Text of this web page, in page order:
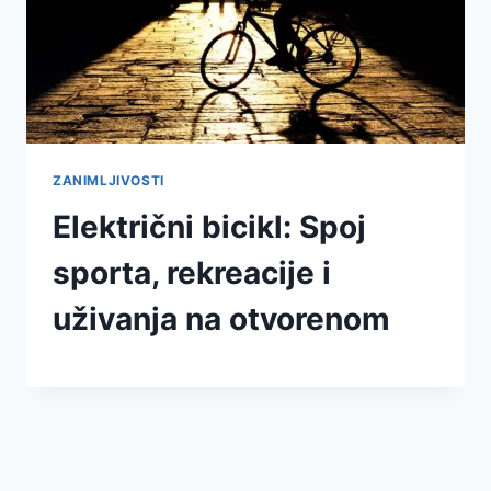
ZANIMLJIVOSTI
Električni bicikl: Spoj
sporta, rekreacije i
uživanja na otvorenom